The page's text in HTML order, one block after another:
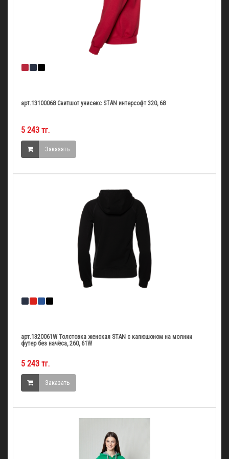
арт.13100068 Свитшот унисекс STAN интерсофт 320, 68
5 243 тг.
Заказать
арт.1320061W Толстовка женская STAN с капюшоном на молнии
футер без начёса, 260, 61W
5 243 тг.
Заказать